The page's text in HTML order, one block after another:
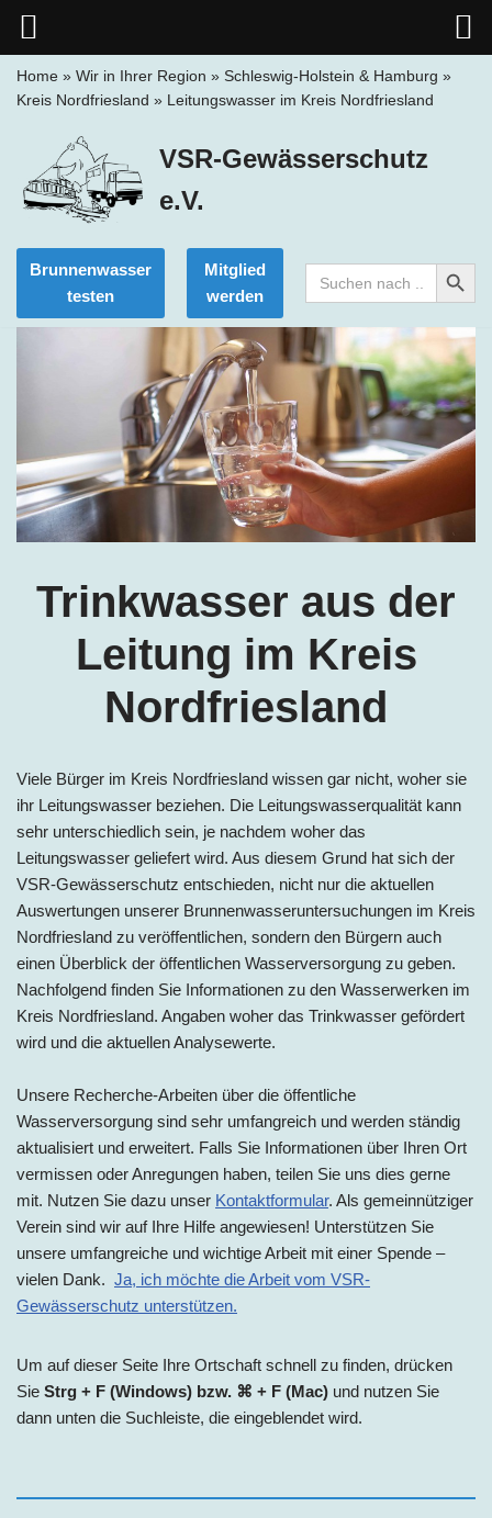
springen
Home » Wir in Ihrer Region » Schleswig-Holstein & Hamburg »
Kreis Nordfriesland » Leitungswasser im Kreis Nordfriesland
VSR-Gewässerschutz
e.V.
Brunnenwasser
testen
Mitglied
werden
Search
for:
Search Button
Trinkwasser aus der
Leitung im Kreis
Nordfriesland
Viele Bürger im Kreis Nordfriesland wissen gar nicht, woher sie
ihr Leitungswasser beziehen. Die Leitungswasserqualität kann
sehr unterschiedlich sein, je nachdem woher das
Leitungswasser geliefert wird. Aus diesem Grund hat sich der
VSR-Gewässerschutz entschieden, nicht nur die aktuellen
Auswertungen unserer Brunnenwasseruntersuchungen im Kreis
Nordfriesland zu veröffentlichen, sondern den Bürgern auch
einen Überblick der öffentlichen Wasserversorgung zu geben.
Nachfolgend finden Sie Informationen zu den Wasserwerken im
Kreis Nordfriesland. Angaben woher das Trinkwasser gefördert
wird und die aktuellen Analysewerte.
Unsere Recherche-Arbeiten über die öffentliche
Wasserversorgung sind sehr umfangreich und werden ständig
aktualisiert und erweitert. Falls Sie Informationen über Ihren Ort
vermissen oder Anregungen haben, teilen Sie uns dies gerne
mit. Nutzen Sie dazu unser Kontaktformular. Als gemeinnütziger
Verein sind wir auf Ihre Hilfe angewiesen! Unterstützen Sie
unsere umfangreiche und wichtige Arbeit mit einer Spende –
vielen Dank. Ja, ich möchte die Arbeit vom VSR-
Gewässerschutz unterstützen.
Um auf dieser Seite Ihre Ortschaft schnell zu finden, drücken
Sie Strg + F (Windows) bzw. ⌘ + F (Mac) und nutzen Sie
dann unten die Suchleiste, die eingeblendet wird.